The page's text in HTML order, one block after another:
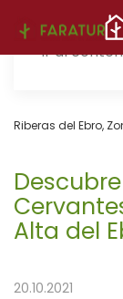
Ir al
Riberas del Ebro,
Alta del
20.10.2021